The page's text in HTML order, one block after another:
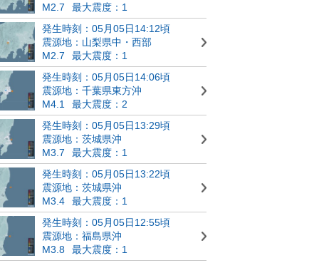
M2.7
最大震度：1
発生時刻：05月05日14:12頃
震源地：山梨県中・西部
M2.7
最大震度：1
発生時刻：05月05日14:06頃
震源地：千葉県東方沖
M4.1
最大震度：2
発生時刻：05月05日13:29頃
震源地：茨城県沖
M3.7
最大震度：1
発生時刻：05月05日13:22頃
震源地：茨城県沖
M3.4
最大震度：1
発生時刻：05月05日12:55頃
震源地：福島県沖
M3.8
最大震度：1